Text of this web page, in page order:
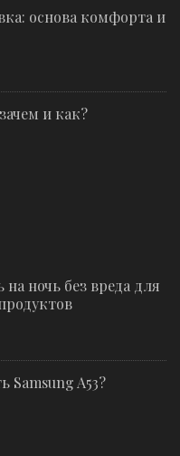
основа комфорта и
и как?
ночь без вреда для
Samsung A53?